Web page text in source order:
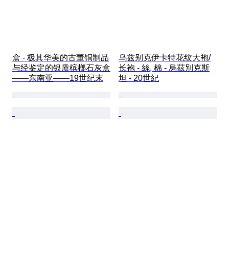
盒 - 极其华美的古董铜制品
与经鉴定的银质槟榔石灰盒
——东南亚——19世纪末
乌兹别克伊卡特花纹大袍/
长袍 - 絲, 棉 - 烏茲別克斯
坦 - 20世紀